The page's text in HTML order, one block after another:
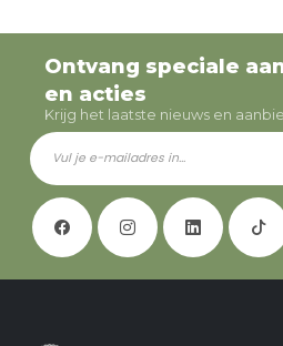
Ontvang speciale
en acties
Krijg het laatste nieuws en